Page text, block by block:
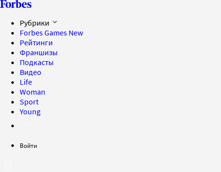
Рубрики
Forbes Games New
Рейтинги
Франшизы
Подкасты
Видео
Life
Woman
Sport
Young
Войти